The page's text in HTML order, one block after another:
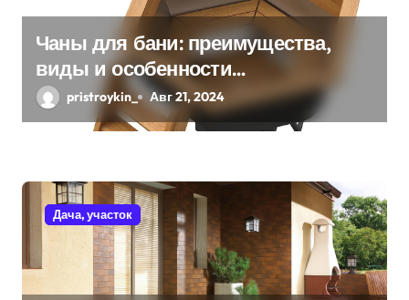
з
п
и
м
Чаны для бани: преимущества,
виды и особенности
использования
pristroykin_ Авг 21, 2024
Дача, участок